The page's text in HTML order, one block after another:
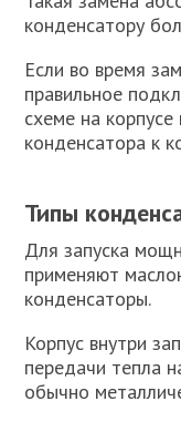
конденсатору
Если во время
правильное
схеме на
конденсатора к
Типы
Для запуска
применяют
конденсаторы.
Корпус внутри
передачи тепла
обычно